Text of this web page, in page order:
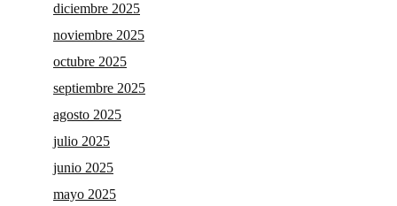
diciembre 2025
noviembre 2025
octubre 2025
septiembre 2025
agosto 2025
julio 2025
junio 2025
mayo 2025